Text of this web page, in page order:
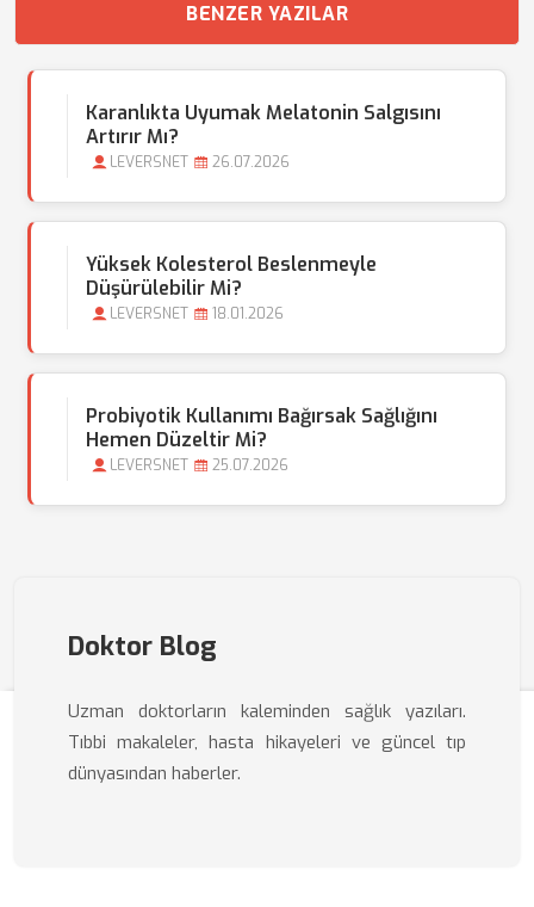
BENZER YAZILAR
Karanlıkta Uyumak Melatonin Salgısını
Artırır Mı?
LEVERSNET 26.07.2026
Yüksek Kolesterol Beslenmeyle
Düşürülebilir Mi?
LEVERSNET 18.01.2026
Probiyotik Kullanımı Bağırsak Sağlığını
Hemen Düzeltir Mi?
LEVERSNET 25.07.2026
Doktor Blog
Uzman doktorların kaleminden sağlık yazıları.
Tıbbi makaleler, hasta hikayeleri ve güncel tıp
dünyasından haberler.